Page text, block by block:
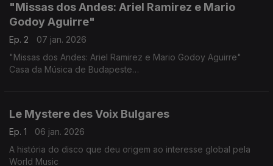
"Missas dos Andes: Ariel Ramirez e Mario
Godoy Aguirre"
Ep. 2
07 jan. 2026
"Missas dos Andes: Ariel Ramirez e Mario Godoy Aguirre"
Casa da Música de Budapeste
Le Mystere des Voix Bulgares
Ep. 1
06 jan. 2026
A história do disco que deu origem ao interesse global pela
World Music